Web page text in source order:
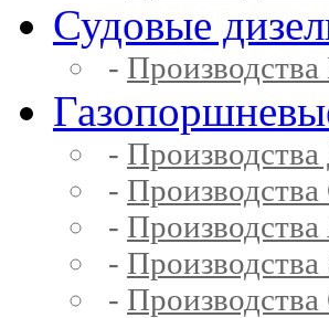
Судовые
-
-
-
-
-
-